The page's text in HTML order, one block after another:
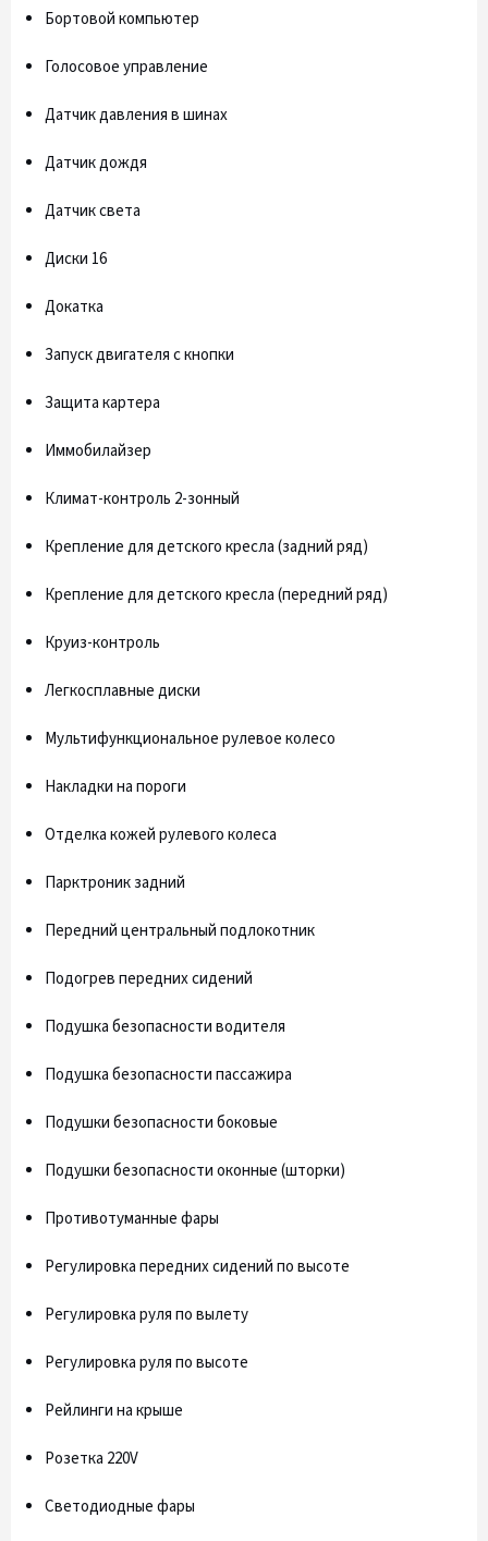
Бортовой компьютер
Голосовое управление
Датчик давления в шинах
Датчик дождя
Датчик света
Диски 16
Докатка
Запуск двигателя с кнопки
Защита картера
Иммобилайзер
Климат-контроль 2-зонный
Крепление для детского кресла (задний ряд)
Крепление для детского кресла (передний ряд)
Круиз-контроль
Легкосплавные диски
Мультифункциональное рулевое колесо
Накладки на пороги
Отделка кожей рулевого колеса
Парктроник задний
Передний центральный подлокотник
Подогрев передних сидений
Подушка безопасности водителя
Подушка безопасности пассажира
Подушки безопасности боковые
Подушки безопасности оконные (шторки)
Противотуманные фары
Регулировка передних сидений по высоте
Регулировка руля по вылету
Регулировка руля по высоте
Рейлинги на крыше
Розетка 220V
Светодиодные фары